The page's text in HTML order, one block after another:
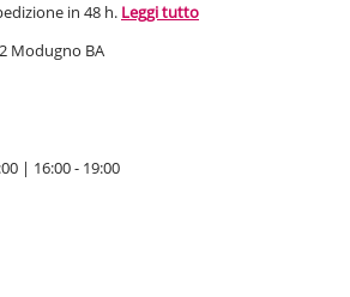
in 48 h. Leggi tutto
Modugno BA
| 16:00 - 19:00